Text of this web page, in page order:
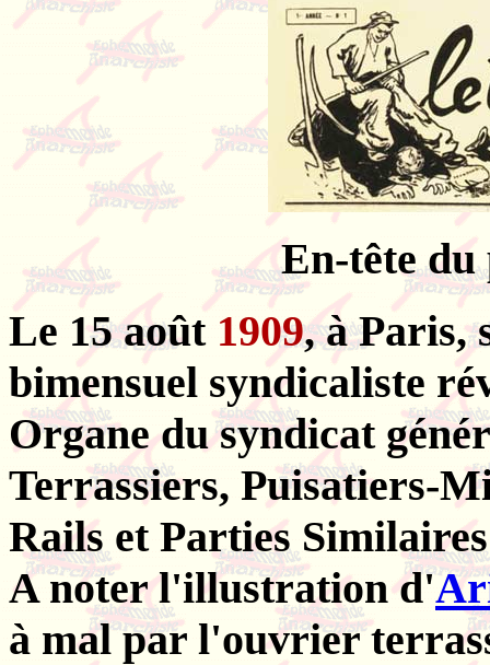
En-tête
Le 15 août 1909, à Paris,
bimensuel syndicaliste
Organe du syndicat
Terrassiers, Puisatiers-
Rails et Parties
A noter l'illustration d'
à mal par l'ouvrier